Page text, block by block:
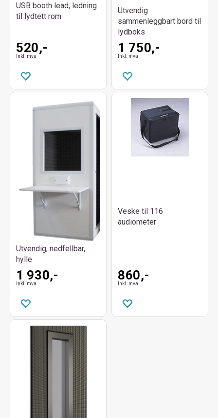
USB booth lead, ledning
til lydtett rom
520,-
Inkl. mva
Utvendig
sammenleggbart bord til
lydboks
1 750,-
Inkl. mva
Utvendig, nedfellbar,
hylle
1 930,-
Inkl. mva
Veske til 116
audiometer
860,-
Inkl. mva